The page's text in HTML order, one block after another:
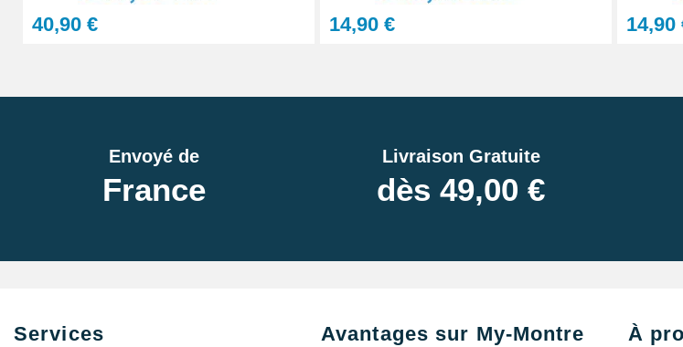
40,90 € 14,90 € 14,90
Envoyé de
France
Livraison Gratuite
dès 49,00 €
Services Avantages sur My-Montre À